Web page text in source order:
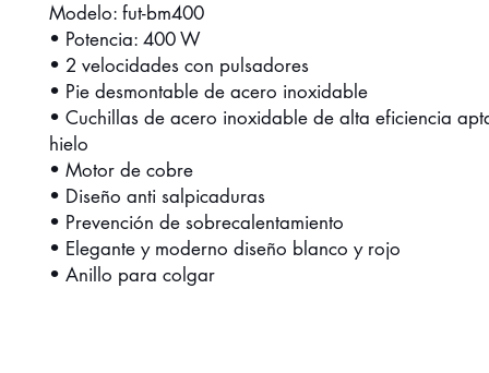
Modelo: fut-bm400
• Potencia: 400 W
• 2 velocidades con pulsadores
• Pie desmontable de acero inoxidable
• Cuchillas de acero inoxidable de alta eficiencia
hielo
• Motor de cobre
• Diseño anti salpicaduras
• Prevención de sobrecalentamiento
• Elegante y moderno diseño blanco y rojo
• Anillo para colgar